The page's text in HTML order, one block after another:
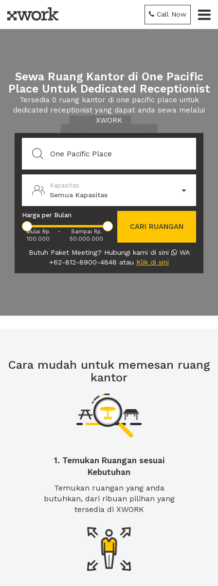
Call Now
Sewa Ruang Kantor di One Pacific
Place Untuk Dedicated Receptionist
Tersedia 0 ruang kantor di one pacific place untuk
dedicated receptionist yang dapat anda sewa melalui
XWORK
Kapasitas
Semua Kapasitas
Harga per Bulan
Mulai Rp.
100.000
-
Sampai Rp.
50.000.000
CARI RUANGAN
Butuh Paket Meeting? Hubungi kami di sini
WA
+62-812-8900-4848 atau Klik di sini
Cara mudah untuk memesan ruang
kantor
1. Temukan Ruangan sesuai
Kebutuhan
Temukan ruangan yang anda
butuhkan, dari ribuan pilihan yang
tersedia di XWORK